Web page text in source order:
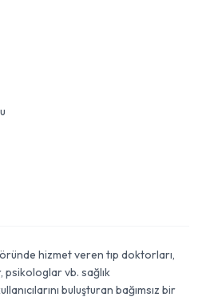
hizmet veren tıp doktorları,
vb. sağlık
buluşturan bağımsız bir